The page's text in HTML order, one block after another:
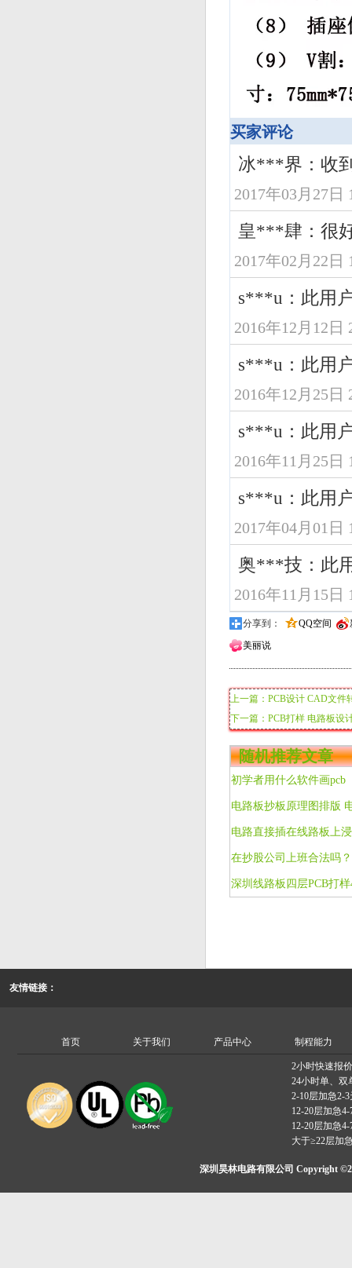
买家评论
冰***界：收
2017年03月27日
皇***肆：很
2017年02月22日
s***u：此用
2016年12月12日
s***u：此用
2016年12月25日
s***u：此用
2016年11月25日
s***u：此用
2017年04月01日
奥***技：此
2016年11月15日
分享到： QQ空间
美丽说
上一篇：PCB设计 CAD文件
下一篇：PCB打样 电路板设
随机推荐文章
初学者用什么软件画pcb
电路直接插在线路板上
在抄股公司上班合法吗？
友情链接：
首页 关于我们 产品中心 制程能力
2小时快速报价
24小时单、双
2-10层加急2-3
12-20层加急4-
12-20层加急4-
大于≥22层加
深圳昊林电路有限公司 Copyright